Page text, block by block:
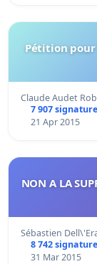
Pétition
Claude Audet
7 907
21 Apr 2015
NON A LA
Sébastien
8 742
31 Mar 2015